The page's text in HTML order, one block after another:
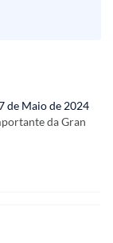
de Maio de 2024
da Gran